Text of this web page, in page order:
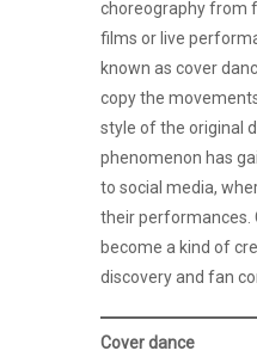
choreography from
films or live
known as cover
copy the
style of the original
phenomenon has
to social media,
their performances.
become a kind of
discovery and fan
Cover dance